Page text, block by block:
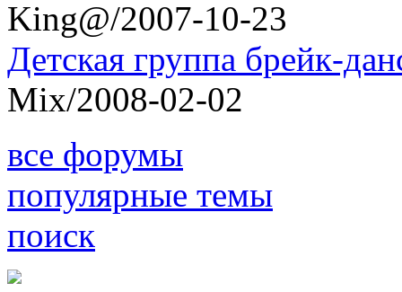
King@/2007-10-23
Детская группа брейк-
Mix/2008-02-02
все форумы
популярные темы
поиск